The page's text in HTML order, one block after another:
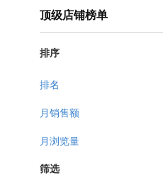
顶级店铺榜单
排序
排名
月销售额
月浏览量
筛选